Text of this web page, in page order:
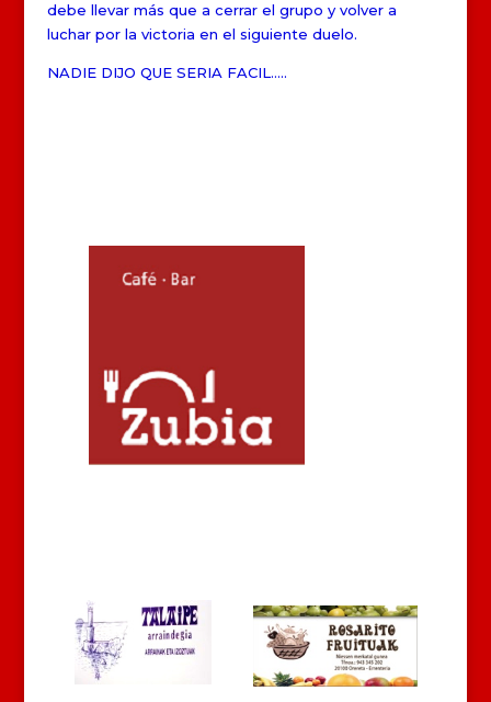
debe llevar más que a cerrar el grupo y volver a
luchar por la victoria en el siguiente duelo.
NADIE DIJO QUE SERIA FACIL…..